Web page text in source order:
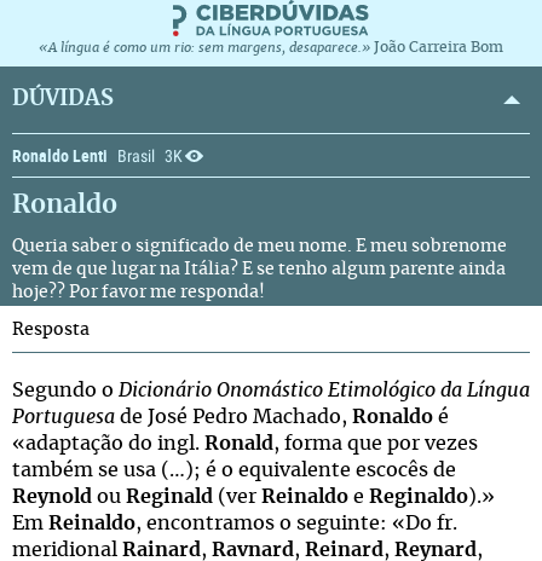
«A língua é como um rio: sem margens, desaparece.» João Carreira Bom
DÚVIDAS
Ronaldo Lenti Brasil 3K
Ronaldo
Queria saber o significado de meu nome. E meu sobrenome
vem de que lugar na Itália? E se tenho algum parente ainda
hoje?? Por favor me responda!
Resposta
Segundo o Dicionário Onomástico Etimológico da Língua
Portuguesa de José Pedro Machado, Ronaldo é
«adaptação do ingl. Ronald , forma que por vezes
também se usa (…); é o equivalente escocês de
Reynold ou Reginald (ver Reinaldo e Reginaldo).»
Em Reinaldo, encontramos o seguinte: «Do fr.
meridional Rainard , Ravnard , Reinard , Reynard ,